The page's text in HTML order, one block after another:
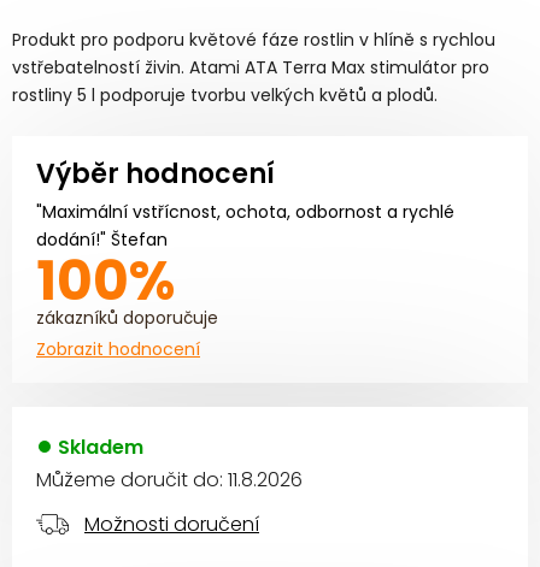
Produkt pro podporu květové fáze rostlin v hlíně s rychlou
vstřebatelností živin. Atami ATA Terra Max stimulátor pro
rostliny 5 l podporuje tvorbu velkých květů a plodů.
Výběr hodnocení
"Maximální vstřícnost, ochota, odbornost a rychlé
dodání!" Štefan
100%
zákazníků doporučuje
Zobrazit hodnocení
Skladem
Můžeme doručit do: 11.8.2026
Možnosti doručení